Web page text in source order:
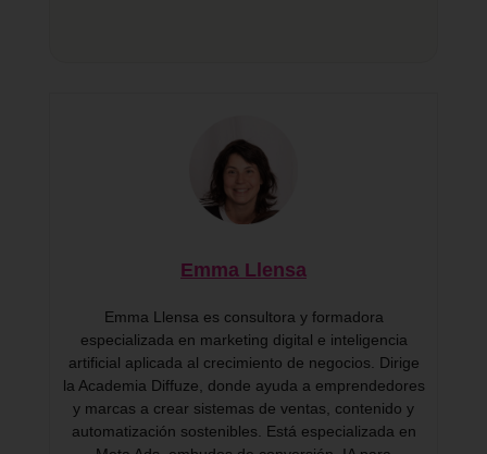
Emma Llensa
Emma Llensa es consultora y formadora
especializada en marketing digital e inteligencia
artificial aplicada al crecimiento de negocios. Dirige
la Academia Diffuze, donde ayuda a emprendedores
y marcas a crear sistemas de ventas, contenido y
automatización sostenibles. Está especializada en